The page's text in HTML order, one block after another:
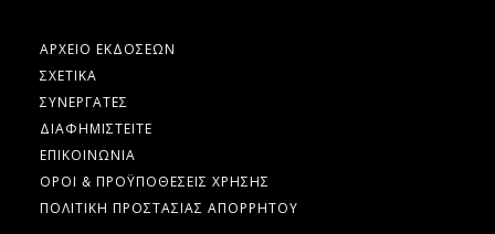
ΑΡΧΕΙΟ ΕΚΔΟΣΕΩΝ
ΣΧΕΤΙΚΑ
ΣΥΝΕΡΓΑΤΕΣ
ΔΙΑΦΗΜΙΣΤΕΙΤΕ
ΕΠΙΚΟΙΝΩΝΙΑ
ΟΡΟΙ & ΠΡΟΫΠΟΘΕΣΕΙΣ ΧΡΗΣΗΣ
ΠΟΛΙΤΙΚΗ ΠΡΟΣΤΑΣΙΑΣ ΑΠΟΡΡΗΤΟΥ